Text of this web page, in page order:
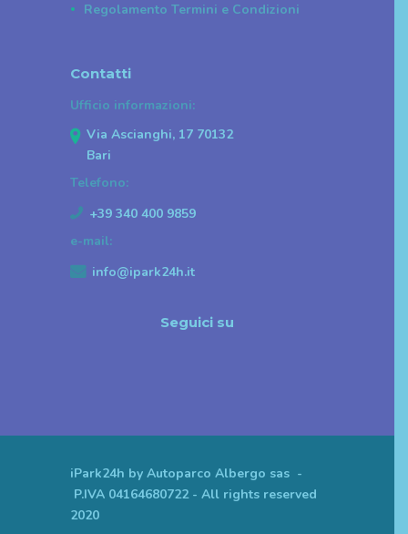
Regolamento Termini e Condizioni
Contatti
Ufficio informazioni:
Via Ascianghi, 17 70132
Bari
Telefono:
+39 340 400 9859
e-mail:
info@ipark24h.it
Seguici su
iPark24h by Autoparco Albergo sas -
P.IVA 04164680722 - All rights reserved
2020